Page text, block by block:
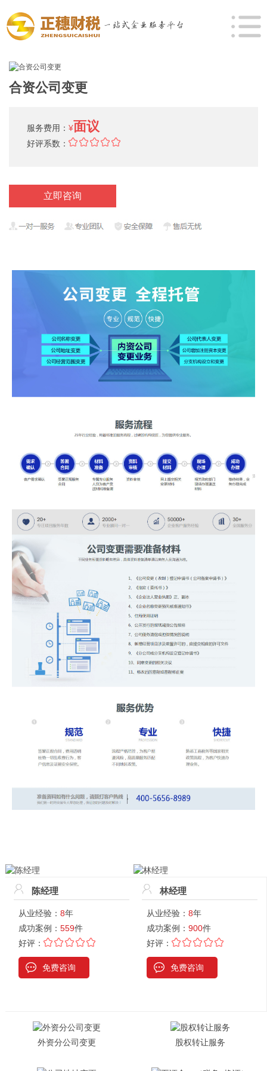
合资公司变更
服务费用： ¥面议
好评系数：
立即咨询
陈经理
从业经验： 8年
成功案例： 559件
好评：
免费咨询
林经理
从业经验： 8年
成功案例： 900件
好评：
免费咨询
外资分公司变更 股权转让服务